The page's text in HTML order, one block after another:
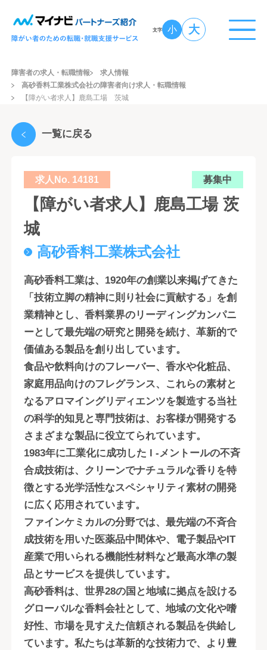
文字 小 大
障害者の求人・転職情報
求人情報
高砂香料工業株式会社の障害者向け求人・転職情報
【障がい者求人】鹿島工場 茨城
一覧に戻る
求人No. 14181 募集中
【障がい者求人】鹿島工場 茨
城
高砂香料工業株式会社
高砂香料工業は、1920年の創業以来掲げてきた
「技術立脚の精神に則り社会に貢献する」を創
業精神とし、香料業界のリーディングカンパニ
ーとして最先端の研究と開発を続け、革新的で
価値ある製品を創り出しています。
食品や飲料向けのフレーバー、香水や化粧品、
家庭用品向けのフレグランス、これらの素材と
なるアロマイングリディエンツを製造する当社
の科学的知見と専門技術は、お客様が開発する
さまざまな製品に役立てられています。
1983年に工業化に成功した l -メントールの不斉
合成技術は、クリーンでナチュラルな香りを特
徴とする光学活性なスペシャリティ素材の開発
に広く応用されています。
ファインケミカルの分野では、最先端の不斉合
成技術を用いた医薬品中間体や、電子製品やIT
産業で用いられる機能性材料など最高水準の製
品とサービスを提供しています。
高砂香料は、世界28の国と地域に拠点を設ける
グローバルな香料会社として、地域の文化や嗜
好性、市場を見すえた信頼される製品を供給し
ています。私たちは革新的な技術力で、より豊